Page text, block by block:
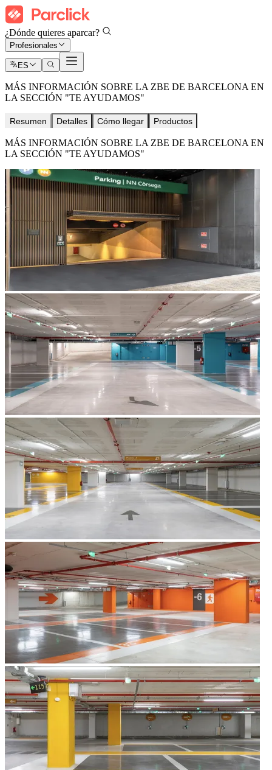
¿Dónde quieres aparcar?
Profesionales
ES
MÁS INFORMACIÓN SOBRE LA ZBE DE BARCELONA EN
LA SECCIÓN "TE AYUDAMOS"
Resumen Detalles Cómo llegar Productos
MÁS INFORMACIÓN SOBRE LA ZBE DE BARCELONA EN
LA SECCIÓN "TE AYUDAMOS"